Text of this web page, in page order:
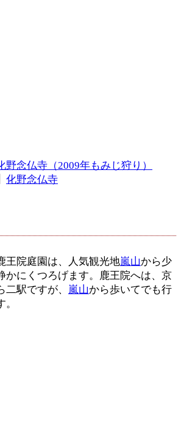
野念仏寺（2009年もみじ狩り）
化野念仏寺
王院庭園は、人気観光地嵐山から少
かにくつろげます。鹿王院へは、京
駅ですが、
嵐山から歩いてでも行